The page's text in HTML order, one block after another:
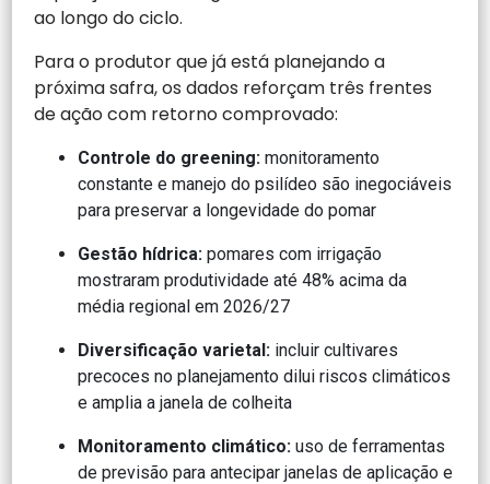
ao longo do ciclo.
Para o produtor que já está planejando a
próxima safra, os dados reforçam três frentes
de ação com retorno comprovado:
Controle do greening: monitoramento
constante e manejo do psilídeo são inegociáveis
para preservar a longevidade do pomar
Gestão hídrica: pomares com irrigação
mostraram produtividade até 48% acima da
média regional em 2026/27
Diversificação varietal: incluir cultivares
precoces no planejamento dilui riscos climáticos
e amplia a janela de colheita
Monitoramento climático: uso de ferramentas
de previsão para antecipar janelas de aplicação e